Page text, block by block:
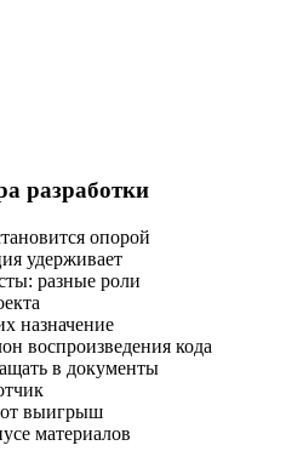
разработки
опорой
удерживает
разные роли
назначение
воспроизведения кода
в документы
выигрыш
материалов